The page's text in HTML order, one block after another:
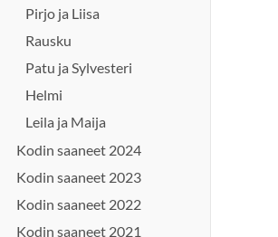
Pirjo ja Liisa
Rausku
Patu ja Sylvesteri
Helmi
Leila ja Maija
Kodin saaneet 2024
Kodin saaneet 2023
Kodin saaneet 2022
Kodin saaneet 2021